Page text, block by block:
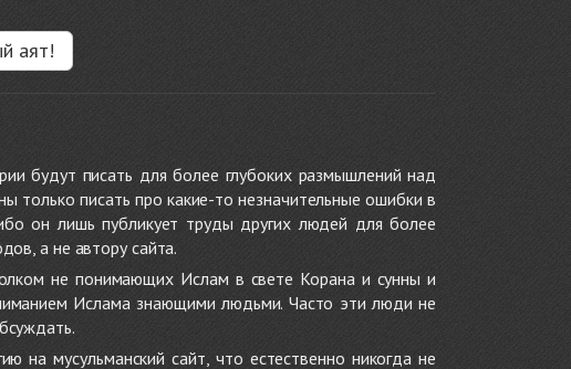
аят!
будут писать для более глубоких размышлений над
только писать про какие-то незначительные ошибки в
он лишь публикует труды других людей для более
а не автору сайта.
не понимающих Ислам в свете Корана и сунны и
Ислама знающими людьми. Часто эти люди не
на мусульманский сайт, что естественно никогда не